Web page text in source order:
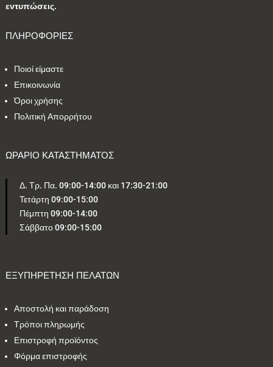
εντυπώσεις.
ΠΛΗΡΟΦΟΡΙΕΣ
Ποιοί είμαστε
Επικοινωνία
Όροι χρήσης
Πολιτική Απορρήτου
ΩΡΑΡΙΟ ΚΑΤΑΣΤΗΜΑΤΟΣ
Δ. Τρ. Πα. 09:00-14:00 και 17:30-21:00
Τετάρτη 09:00-15:00
Πέμπτη 09:00-14:00
Σάββατο 09:00-15:00
ΕΞΥΠΗΡΕΤΗΣΗ ΠΕΛΑΤΩΝ
Αποστολή και παράδοση
Τρόποι πληρωμής
Επιστροφή προϊόντος
Φόρμα επιστροφής